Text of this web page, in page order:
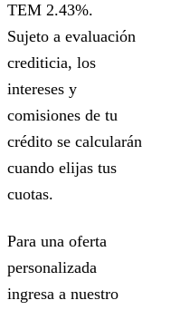
TEM 2.43%.
Sujeto a evaluación
crediticia, los
intereses y
comisiones de tu
crédito se calcularán
cuando elijas tus
cuotas.
Para una oferta
personalizada
ingresa a nuestro